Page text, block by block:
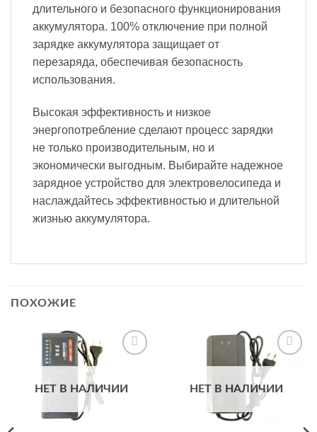
длительного и безопасного функционирования
аккумулятора. 100% отключение при полной
зарядке аккумулятора защищает от
перезаряда, обеспечивая безопасность
использования.
Высокая эффективность и низкое
энергопотребление сделают процесс зарядки
не только производительным, но и
экономически выгодным. Выбирайте надежное
зарядное устройство для электровелосипеда и
наслаждайтесь эффективностью и длительной
жизнью аккумулятора.
ПОХОЖИЕ
списку
НЕТ В НАЛИЧИИ
Додати
списку
НЕТ В НАЛИЧИИ